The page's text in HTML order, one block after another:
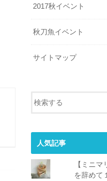
2017秋イベント
秋刀魚イベント
サイトマップ
人気記事
【ミニ
を辞めて